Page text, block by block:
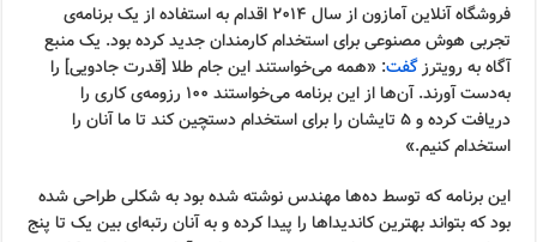
فروشگاه آنلاین آمازون از سال ۲۰۱۴ اقدام به استفاده از یک برنامه‌ی
تجربی هوش مصنوعی برای استخدام کارمندان جدید کرده بود. یک منبع
آگاه به رویترزگفت: «همه می‌خواستند این جام طلا [قدرت جادویی] را
به‌دست آورند. آن‌ها از این برنامه می‌خواستند ۱۰۰ رزومه‌ی کاری را
دریافت کرده و ۵ تایشان را برای استخدام دستچین کند تا ما آنان را
استخدام کنیم.»
این برنامه که توسط ده‌ها مهندس نوشته شده بود به شکلی طراحی شده
بود که بتواند بهترین کاندیداها را پیدا کرده و به آنان رتبه‌ای بین یک تا پنج